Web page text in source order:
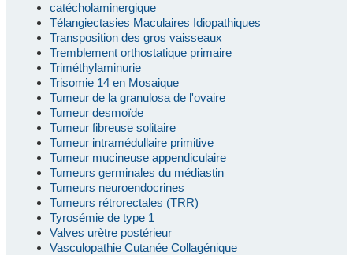
catécholaminergique
Télangiectasies Maculaires Idiopathiques
Transposition des gros vaisseaux
Tremblement orthostatique primaire
Triméthylaminurie
Trisomie 14 en Mosaique
Tumeur de la granulosa de l'ovaire
Tumeur desmoïde
Tumeur fibreuse solitaire
Tumeur intramédullaire primitive
Tumeur mucineuse appendiculaire
Tumeurs germinales du médiastin
Tumeurs neuroendocrines
Tumeurs rétrorectales (TRR)
Tyrosémie de type 1
Valves urètre postérieur
Vasculopathie Cutanée Collagénique